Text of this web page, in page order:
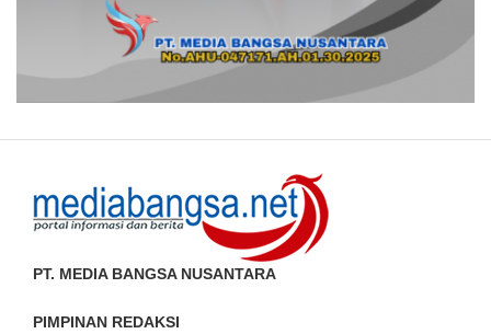
PT. MEDIA BANGSA NUSANTARA
PIMPINAN REDAKSI